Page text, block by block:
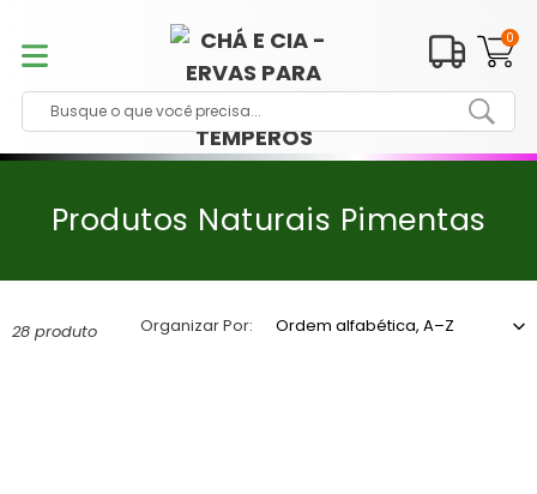
para
conteúdo
0
C
l
e
Produtos Naturais Pimentas
28 produto Organizar Por: